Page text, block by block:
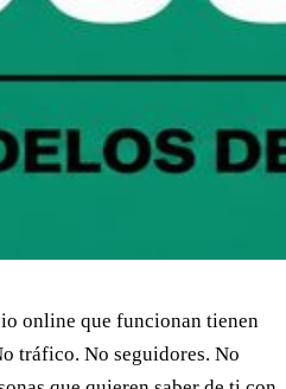
online que funcionan tienen
tráfico. No seguidores. No